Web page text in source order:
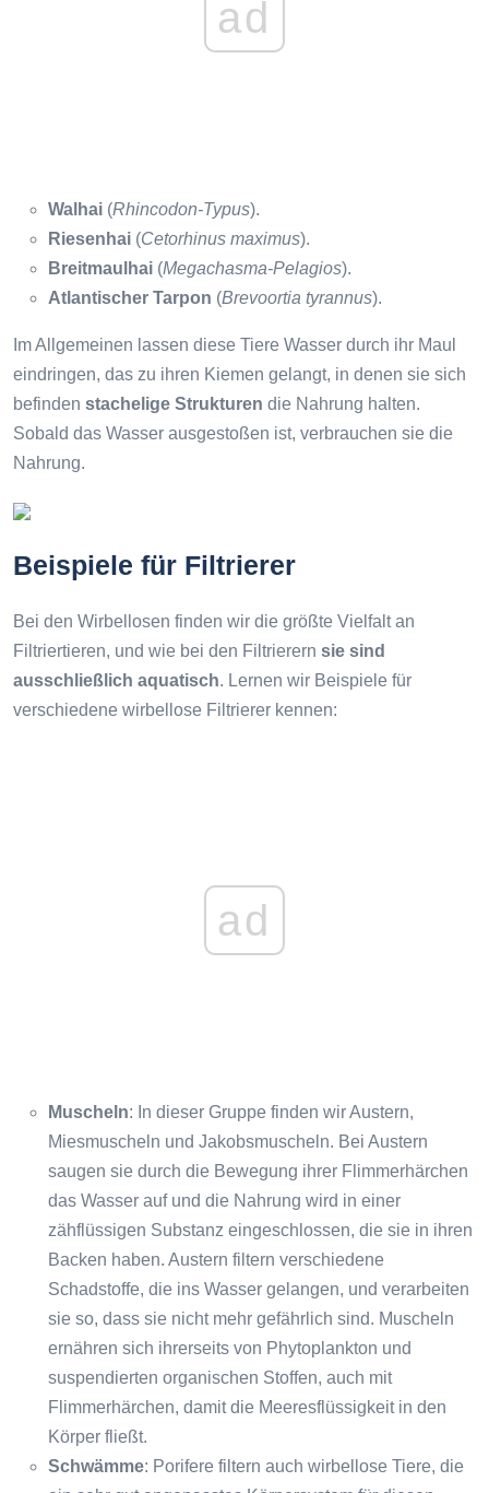
ad
Walhai (Rhincodon-Typus).
Riesenhai (Cetorhinus maximus).
Breitmaulhai (Megachasma-Pelagios).
Atlantischer Tarpon (Brevoortia tyrannus).
Im Allgemeinen lassen diese Tiere Wasser durch ihr Maul
eindringen, das zu ihren Kiemen gelangt, in denen sie sich
befinden stachelige Strukturen die Nahrung halten.
Sobald das Wasser ausgestoßen ist, verbrauchen sie die
Nahrung.
Beispiele für Filtrierer
Bei den Wirbellosen finden wir die größte Vielfalt an
Filtriertieren, und wie bei den Filtrierern sie sind
ausschließlich aquatisch. Lernen wir Beispiele für
verschiedene wirbellose Filtrierer kennen:
ad
Muscheln: In dieser Gruppe finden wir Austern,
Miesmuscheln und Jakobsmuscheln. Bei Austern
saugen sie durch die Bewegung ihrer Flimmerhärchen
das Wasser auf und die Nahrung wird in einer
zähflüssigen Substanz eingeschlossen, die sie in ihren
Backen haben. Austern filtern verschiedene
Schadstoffe, die ins Wasser gelangen, und verarbeiten
sie so, dass sie nicht mehr gefährlich sind. Muscheln
ernähren sich ihrerseits von Phytoplankton und
suspendierten organischen Stoffen, auch mit
Flimmerhärchen, damit die Meeresflüssigkeit in den
Körper fließt.
Schwämme: Porifere filtern auch wirbellose Tiere, die